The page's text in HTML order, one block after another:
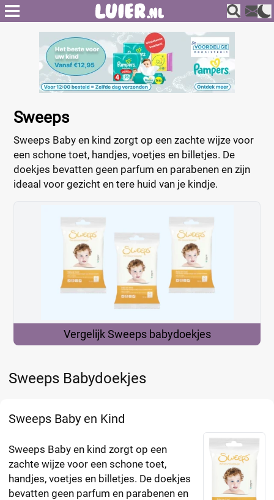
Sweeps
Sweeps Baby en kind zorgt op een zachte wijze voor
een schone toet, handjes, voetjes en billetjes. De
doekjes bevatten geen parfum en parabenen en zijn
ideaal voor gezicht en tere huid van je kindje.
Vergelijk Sweeps babydoekjes
Sweeps Babydoekjes
Sweeps Baby en Kind
Sweeps Baby en kind zorgt op een
zachte wijze voor een schone toet,
handjes, voetjes en billetjes. De doekjes
bevatten geen parfum en parabenen en